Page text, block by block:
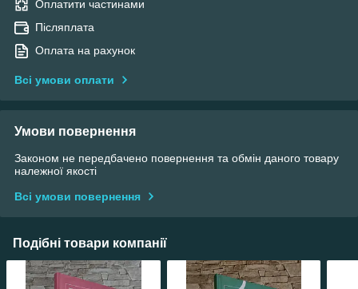
Оплатити частинами
Післяплата
Оплата на рахунок
Всі умови оплати
Умови повернення
Законом не передбачено повернення та обмін даного товару
належної якості
Всі умови повернення
Подібні товари компанії